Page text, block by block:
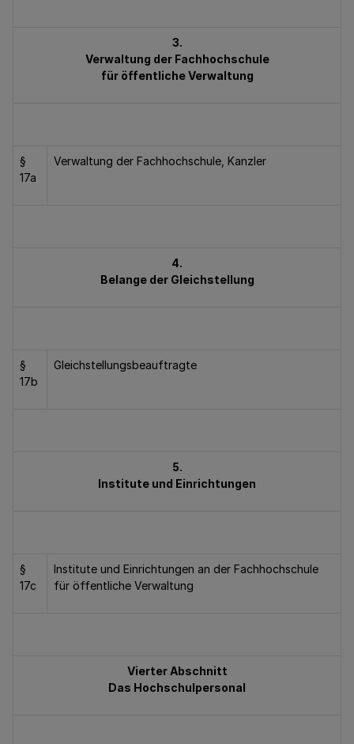
3.
Verwaltung der Fachhochschule
für öffentliche Verwaltung
§
17a
Verwaltung der Fachhochschule, Kanzler
4.
Belange der Gleichstellung
§
17b
Gleichstellungsbeauftragte
5.
Institute und Einrichtungen
§
17c
Institute und Einrichtungen an der Fachhochschule
für öffentliche Verwaltung
Vierter Abschnitt
Das Hochschulpersonal